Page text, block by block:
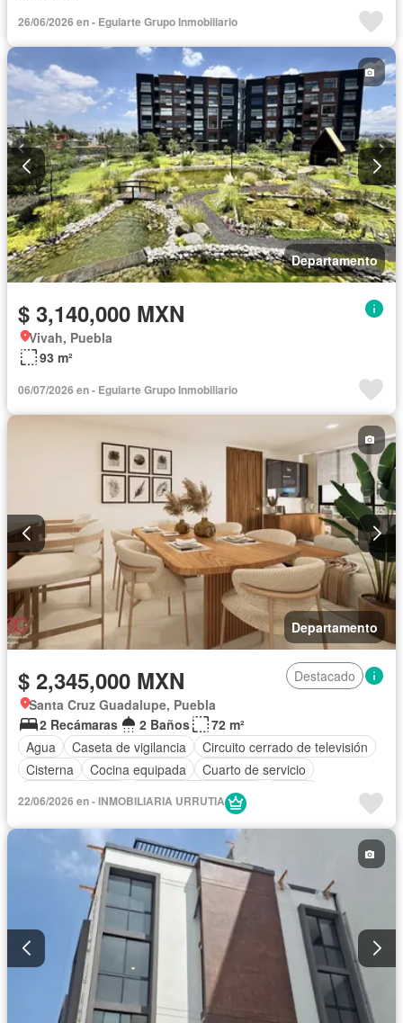
26/06/2026 en - Eguiarte Grupo Inmobiliario
Departamento
$ 3,140,000 MXN
Vivah, Puebla
93 m²
06/07/2026 en - Eguiarte Grupo Inmobiliario
Departamento
$ 2,345,000 MXN
Destacado
Santa Cruz Guadalupe, Puebla
2 Recámaras
2 Baños
72 m²
Agua
Caseta de vigilancia
Circuito cerrado de televisión
Cisterna
Cocina equipada
Cuarto de servicio
Recámara con closet
22/06/2026 en - INMOBILIARIA URRUTIA